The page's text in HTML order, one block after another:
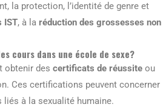
la protection, l’identité de genre et
IST, à la réduction des grossesses non
cours dans une école de sexe?
obtenir des certificats de réussite ou
Ces certifications peuvent concerner
liés à la sexualité humaine.